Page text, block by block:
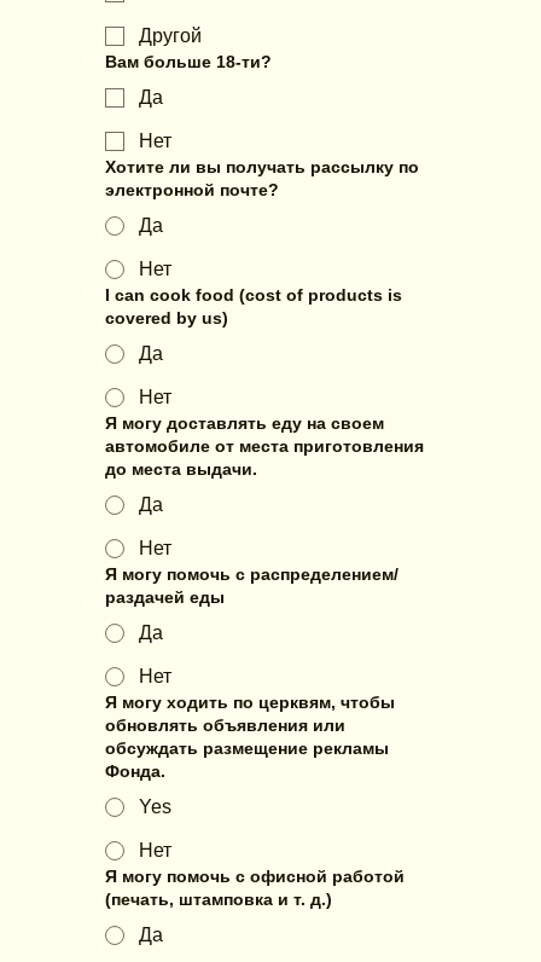
Другой
Вам больше 18-ти?
Да
Нет
Хотите ли вы получать рассылку по
электронной почте?
Да
Нет
I can cook food (cost of products is
covered by us)
Да
Нет
Я могу доставлять еду на своем
автомобиле от места приготовления
до места выдачи.
Да
Нет
Я могу помочь с распределением/
раздачей еды
Да
Нет
Я могу ходить по церквям, чтобы
обновлять объявления или
обсуждать размещение рекламы
Фонда.
Yes
Нет
Я могу помочь с офисной работой
(печать, штамповка и т. д.)
Да